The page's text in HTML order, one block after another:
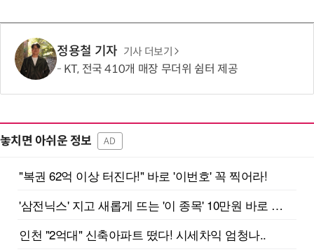
정용철 기자 기사 더보기
KT, 전국 410개 매장 무더위 쉼터 제공
놓치면 아쉬운 정보 AD